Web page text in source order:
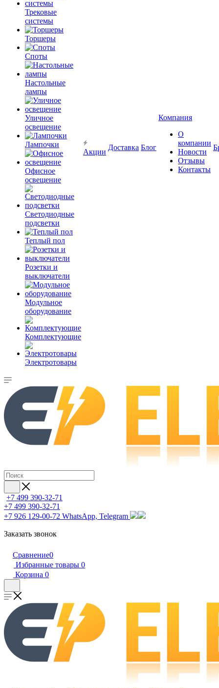
Трековые
системы
Торшеры
Споты
Настольные
лампы
Уличное
освещение
Лампочки
Офисное
освещение
Светодиодные
подсветки
Теплый пол
Розетки и
выключатели
Модульное
оборудование
Комплектующие
Электротовары
Акции
Доставка Блог
Компания
О
компании
Новости
Отзывы
Контакты
+7 499 390-32-71
+7 499 390-32-71
+7 926 129-00-72 WhatsApp, Telegram
Заказать звонок
Сравнение0
Избранные товары 0
Корзина 0